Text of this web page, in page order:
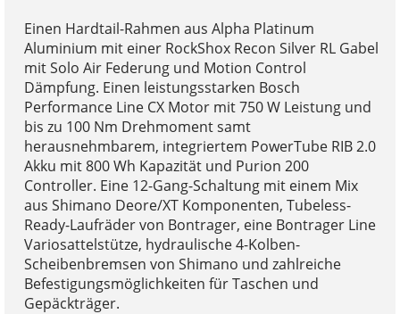
Einen Hardtail-Rahmen aus Alpha Platinum
Aluminium mit einer RockShox Recon Silver RL Gabel
mit Solo Air Federung und Motion Control
Dämpfung. Einen leistungsstarken Bosch
Performance Line CX Motor mit 750 W Leistung und
bis zu 100 Nm Drehmoment samt
herausnehmbarem, integriertem PowerTube RIB 2.0
Akku mit 800 Wh Kapazität und Purion 200
Controller. Eine 12-Gang-Schaltung mit einem Mix
aus Shimano Deore/XT Komponenten, Tubeless-
Ready-Laufräder von Bontrager, eine Bontrager Line
Variosattelstütze, hydraulische 4-Kolben-
Scheibenbremsen von Shimano und zahlreiche
Befestigungsmöglichkeiten für Taschen und
Gepäckträger.